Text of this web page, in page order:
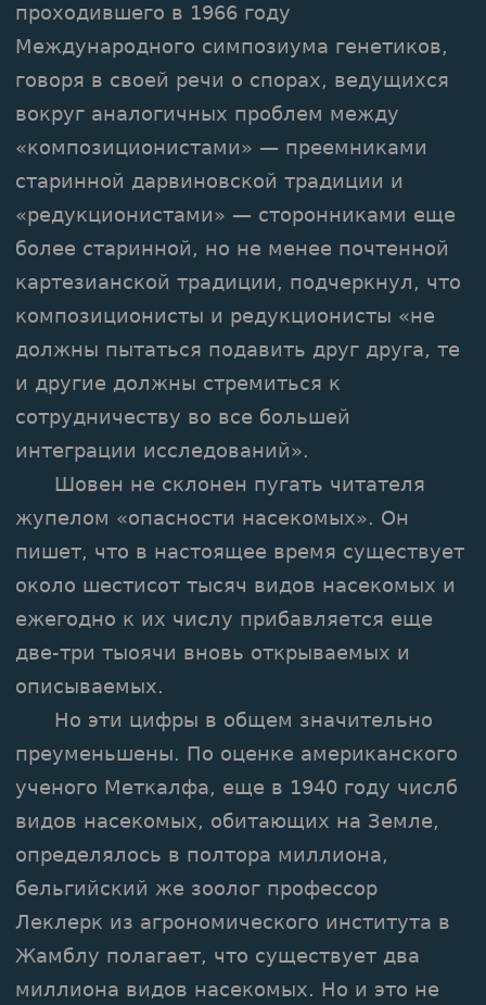
проходившего в 1966 году
Международного симпозиума генетиков,
говоря в своей речи о спорах, ведущихся
вокруг аналогичных проблем между
«композиционистами» — преемниками
старинной дарвиновской традиции и
«редукционистами» — сторонниками еще
более старинной, но не менее почтенной
картезианской традиции, подчеркнул, что
композиционисты и редукционисты «не
должны пытаться подавить друг друга, те
и другие должны стремиться к
сотрудничеству во все большей
интеграции исследований».
Шовен не склонен пугать читателя
жупелом «опасности насекомых». Он
пишет, что в настоящее время существует
около шестисот тысяч видов насекомых и
ежегодно к их числу прибавляется еще
две-три тыоячи вновь открываемых и
описываемых.
Но эти цифры в общем значительно
преуменьшены. По оценке американского
ученого Меткалфа, еще в 1940 году числб
видов насекомых, обитающих на Земле,
определялось в полтора миллиона,
бельгийский же зоолог профессор
Леклерк из агрономического института в
Жамблу полагает, что существует два
миллиона видов насекомых. Но и это не